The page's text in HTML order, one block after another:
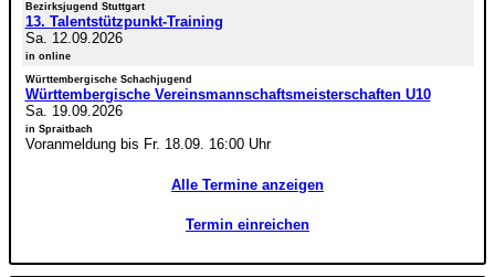
Bezirksjugend Stuttgart
13. Talentstützpunkt-Training
Sa. 12.09.2026
in online
Württembergische Schachjugend
Württembergische Vereinsmannschaftsmeisterschaften U10
Sa. 19.09.2026
in Spraitbach
Voranmeldung bis Fr. 18.09. 16:00 Uhr
Alle Termine anzeigen
Termin einreichen